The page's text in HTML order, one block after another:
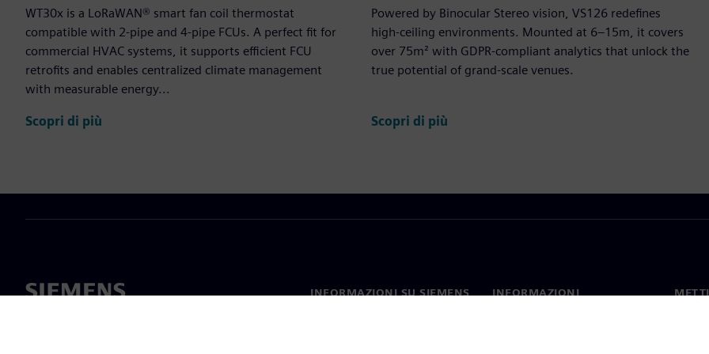
WT30x is a LoRaWAN® smart fan coil thermostat
compatible with 2-pipe and 4-pipe FCUs. A perfect fit for
commercial HVAC systems, it supports efficient FCU
retrofits and enables centralized climate management
with measurable energy...
Scopri di più
Powered by Binocular Stereo vision, VS126 redefines
high-ceiling environments. Mounted at 6–15m, it covers
over 75m² with GDPR-compliant analytics that unlock the
true potential of grand-scale venues.
Scopri di più
INFORMAZIONI SU SIEMENS
INFORMAZIONI